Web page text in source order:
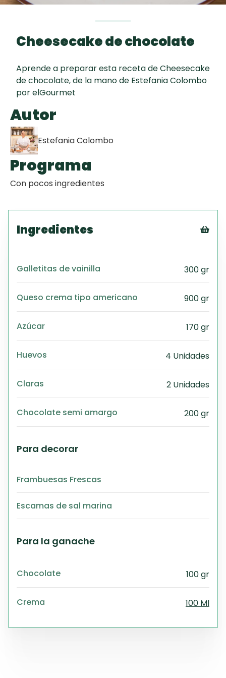
Chispas de
Chocolate
Red Velvet
Cake
Cheesecake de chocolate
Aprende a preparar esta receta de Cheesecake
de chocolate, de la mano de Estefania Colombo
por elGourmet
Autor
Estefania Colombo
Programa
Con pocos ingredientes
Ingredientes
Galletitas de vainilla 300 gr
Queso crema tipo americano 900 gr
Azúcar 170 gr
Huevos 4 Unidades
Claras 2 Unidades
Chocolate semi amargo 200 gr
Para decorar
Frambuesas Frescas
Escamas de sal marina
Para la ganache
Chocolate 100 gr
Crema 100 Ml